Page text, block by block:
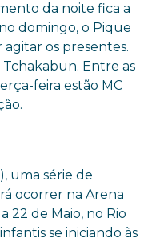
da noite fica a
domingo, o Pique
agitar os presentes.
Entre as
feira estão MC
uma série de
ocorrer na Arena
22 de Maio, no Rio
se iniciando às